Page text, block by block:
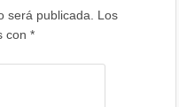
será publicada.
Los
con*